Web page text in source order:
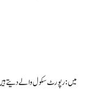
میں: رپورٹ سکول والے دیتے